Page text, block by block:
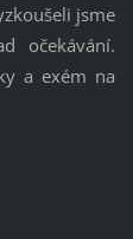
jsme
očekávání.
a exém na